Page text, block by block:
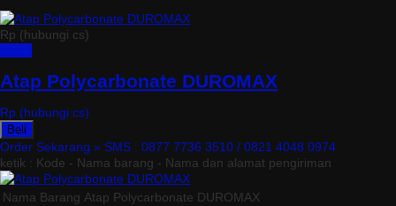
Rp (hubungi cs)
Atap Polycarbonate DUROMAX
Rp (hubungi cs)
Beli
Order Sekarang » SMS : 0877 7736 3510 / 0821 4048 0974
ketik : Kode - Nama barang - Nama dan alamat pengiriman
Nama Barang Atap Polycarbonate DUROMAX